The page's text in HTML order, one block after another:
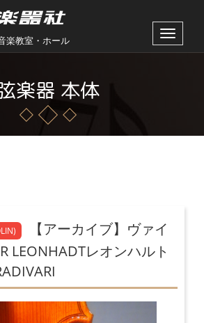
楽教室・ホール
Toggle
楽器 本体
【アーカイブ】ヴァイ
LEONHADTレオンハルト